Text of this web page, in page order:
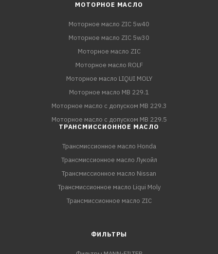
МОТОРНОЕ МАСЛО
Моторное масло ZIC 5w40
Моторное масло ZIC 5w30
Моторное масло ZIC
Моторное масло ROLF
Моторное масло LIQUI MOLY
Моторное масло MB 229.1
Моторное масло с допуском MB 229.3
Моторное масло с допуском MB 229.5
ТРАНСМИССИОННОЕ МАСЛО
Трансмиссионное масло Honda
Трансмиссионное масло Лукойл
Трансмиссионное масло Nissan
Трансмиссионное масло Liqui Moly
Трансмиссионное масло ZIC
ФИЛЬТРЫ